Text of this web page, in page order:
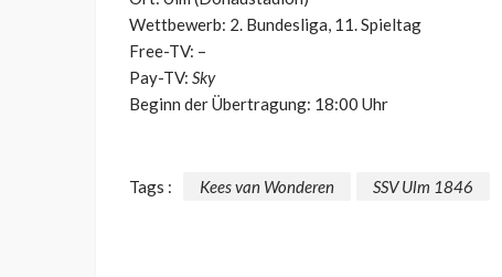
Wettbewerb: 2. Bundesliga, 11. Spieltag
Free-TV: –
Pay-TV: Sky
Beginn der Übertragung: 18:00 Uhr
Tags : Kees van Wonderen SSV Ulm 1846